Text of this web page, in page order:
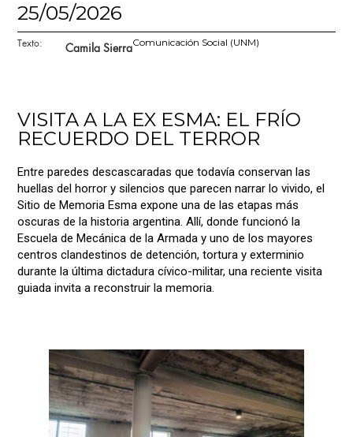
25/05/2026
Texto: Camila SierraComunicación Social (UNM)
VISITA A LA EX ESMA: EL FRÍO
RECUERDO DEL TERROR
Entre paredes descascaradas que todavía conservan las
huellas del horror y silencios que parecen narrar lo vivido, el
Sitio de Memoria Esma expone una de las etapas más
oscuras de la historia argentina. Allí, donde funcionó la
Escuela de Mecánica de la Armada y uno de los mayores
centros clandestinos de detención, tortura y exterminio
durante la última dictadura cívico-militar, una reciente visita
guiada invita a reconstruir la memoria.